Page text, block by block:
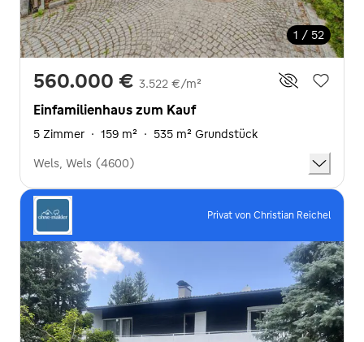
1 / 52
560.000 € 3.522 €/m²
Einfamilienhaus zum Kauf
5 Zimmer · 159 m² · 535 m² Grundstück
Wels, Wels (4600)
Privat von Christian Reichel